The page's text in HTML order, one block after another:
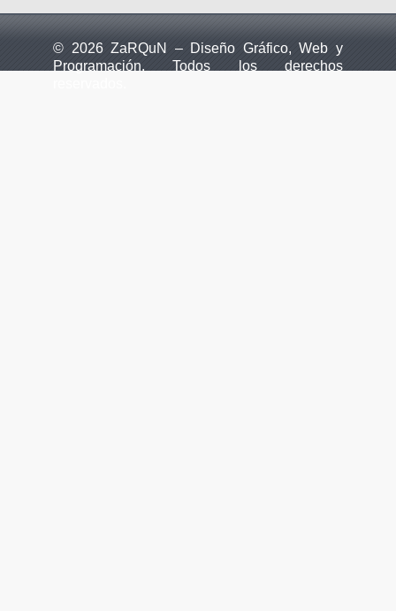
© 2026 ZaRQuN – Diseño Gráfico, Web y
Programación. Todos los derechos